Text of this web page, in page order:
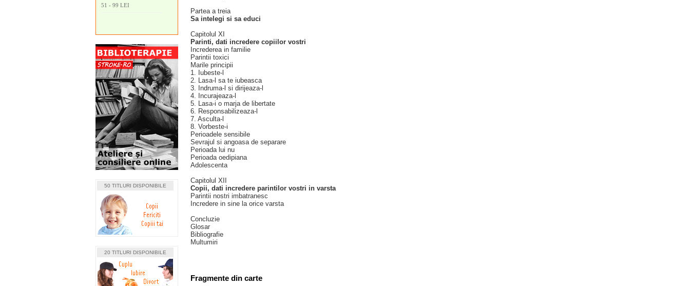
51 - 99 LEI
50 TITLURI DISPONIBILE
20 TITLURI DISPONIBILE
Partea a treia
Sa intelegi si sa educi
Capitolul XI
Parinti, dati incredere copiilor vostri
Increderea in familie
Parintii toxici
Marile principii
1. Iubeste-l
2. Lasa-l sa te iubeasca
3. Indruma-l si dirijeaza-l
4. Incurajeaza-l
5. Lasa-i o marja de libertate
6. Responsabilizeaza-l
7. Asculta-l
8. Vorbeste-i
Perioadele sensibile
Sevrajul si angoasa de separare
Perioada lui nu
Perioada oedipiana
Adolescenta
Capitolul XII
Copii, dati incredere parintilor vostri in varsta
Parintii nostri imbatranesc
Incredere in sine la orice varsta
Concluzie
Glosar
Bibliografie
Multumiri
Fragmente din carte